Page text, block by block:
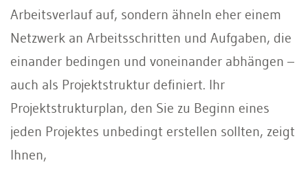
Arbeitsverlauf auf, sondern ähneln eher einem
Netzwerk an Arbeitsschritten und Aufgaben, die
einander bedingen und voneinander abhängen –
auch als Projektstruktur definiert. Ihr
Projektstrukturplan, den Sie zu Beginn eines
jeden Projektes unbedingt erstellen sollten, zeigt
Ihnen,